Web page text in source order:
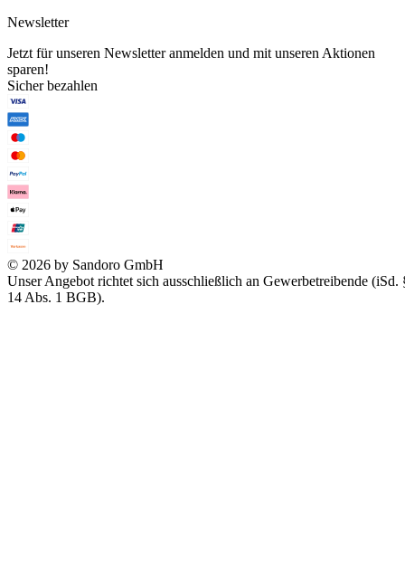
Newsletter
Jetzt für unseren Newsletter anmelden und mit unseren Aktionen
sparen!
Sicher bezahlen
© 2026 by Sandoro GmbH
Unser Angebot richtet sich ausschließlich an Gewerbetreibende (iSd.
14 Abs. 1 BGB).